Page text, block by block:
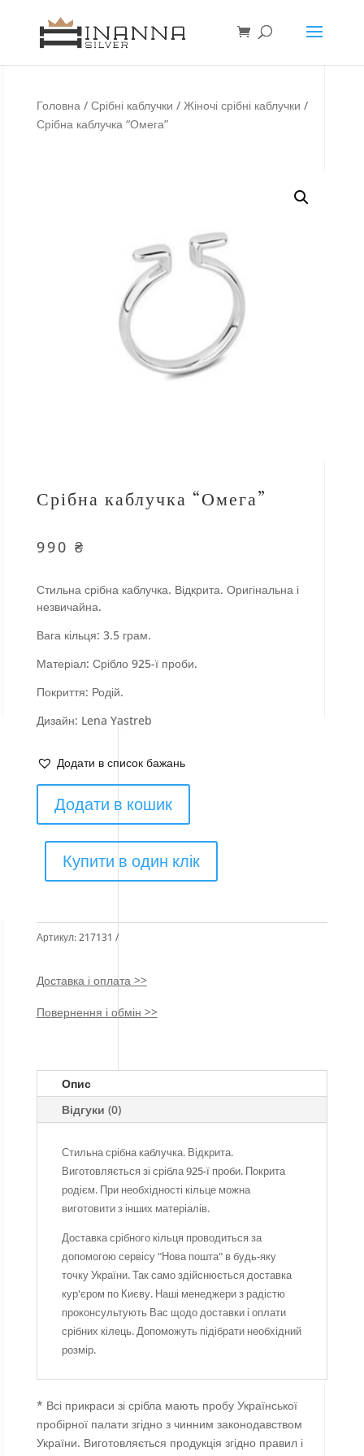
Головна/ Срібні каблучки / Жіночі срібні каблучки /
Срібна каблучка “Омега”
Срібна каблучка “Омега”
990 ₴
Стильна срібна каблучка. Відкрита. Оригінальна і
незвичайна.
Вага кільця: 3.5 грам.
Матеріал: Срібло 925-ї проби.
Покриття: Родій.
Дизайн: Lena Yastreb
Додати в список бажань
Додати в кошик
Купити в один клік
Артикул:217131
Доставка і оплата >>
Повернення і обмін >>
Опис
Відгуки (0)
Стильна срібна каблучка. Відкрита.
Виготовляється зі срібла 925-ї проби. Покрита
родієм. При необхідності кільце можна
виготовити з інших матеріалів.
Доставка срібного кільця проводиться за
допомогою сервісу "Нова пошта" в будь-яку
точку України. Так само здійснюється доставка
кур'єром по Києву. Наші менеджери з радістю
проконсультують Вас щодо доставки і оплати
срібних кілець. Допоможуть підібрати необхідний
розмір.
* Всі прикраси зі срібла мають пробу Української
пробірної палати згідно з чинним законодавством
України. Виготовляється продукція згідно правил і